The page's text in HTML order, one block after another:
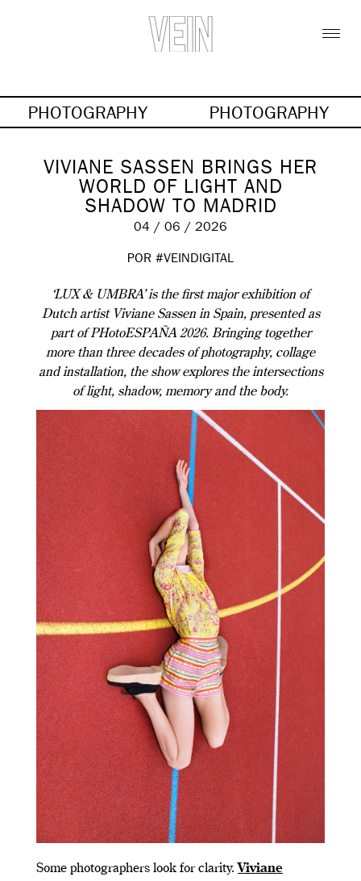
PHOTOGRAPHY PHOTOGRAPHY
VIVIANE SASSEN BRINGS HER
WORLD OF LIGHT AND
SHADOW TO MADRID
04 / 06 / 2026
POR #VEINDIGITAL
‘LUX & UMBRA’ is the first major exhibition of
Dutch artist Viviane Sassen in Spain, presented as
part of PHotoESPAÑA 2026. Bringing together
more than three decades of photography, collage
and installation, the show explores the intersections
of light, shadow, memory and the body.
Some photographers look for clarity. Viviane